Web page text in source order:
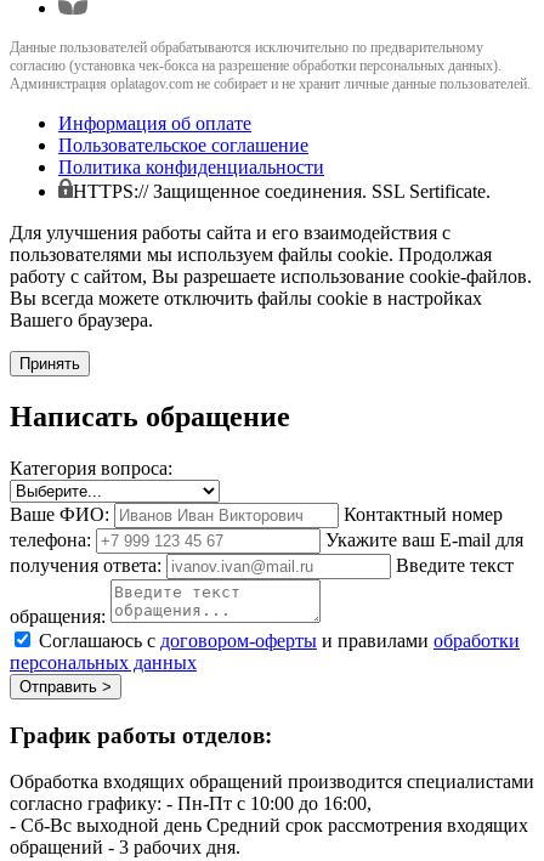
Данные пользователей обрабатываются исключительно по предварительному
согласию (установка чек-бокса на разрешение обработки персональных данных).
Администрация oplatagov.com не собирает и не хранит личные данные пользователей.
Информация об оплате
Пользовательское соглашение
Политика конфиденциальности
HTTPS:// Защищенное соединения. SSL Sertificate.
Для улучшения работы сайта и его взаимодействия с
пользователями мы используем файлы cookie. Продолжая
работу с сайтом, Вы разрешаете использование cookie-файлов.
Вы всегда можете отключить файлы cookie в настройках
Вашего браузера.
Принять
Написать обращение
Категория вопроса:
Ваше ФИО:
Контактный номер
телефона:
Укажите ваш E-mail для
получения ответа:
Введите текст
обращения:
Соглашаюсь с договором-оферты и правилами обработки
персональных данных
Отправить >
График работы отделов:
Обработка входящих обращений производится специалистами
согласно графику: - Пн-Пт с 10:00 до 16:00,
- Сб-Вс выходной день Средний срок рассмотрения входящих
обращений - 3 рабочих дня.